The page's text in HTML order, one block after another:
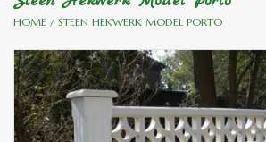
Tiffany lampen
Tuindecoraties
Aluminium en messing
HOME / STEEN HEKWERK MODEL PORTO